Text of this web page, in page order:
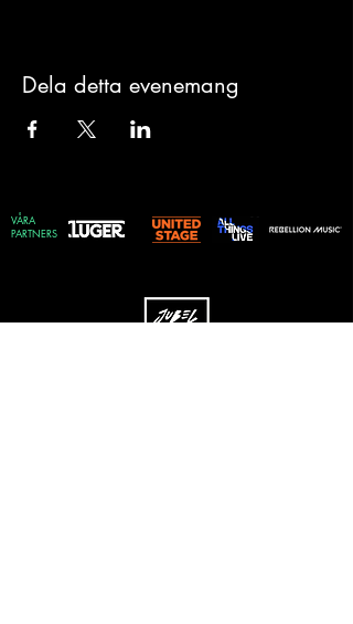
Dela detta evenemang
VÅRA
PARTNERS